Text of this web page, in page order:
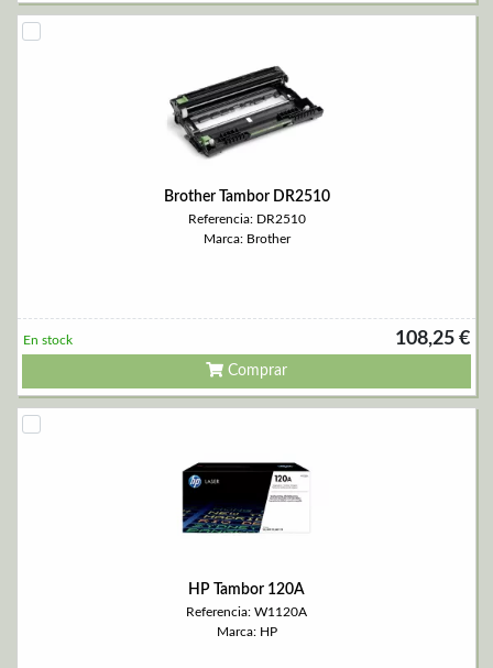
Brother Tambor DR2510
Referencia: DR2510
Marca: Brother
108,25 €
En stock
Comprar
HP Tambor 120A
Referencia: W1120A
Marca: HP